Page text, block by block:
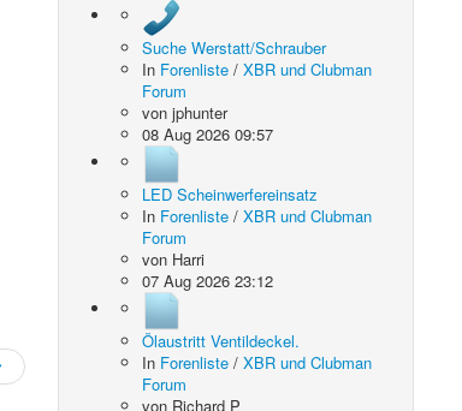
Suche Werstatt/Schrauber
In Forenliste /XBR und Clubman
Forum
vonjphunter
08 Aug 2026 09:57
LED Scheinwerfereinsatz
In Forenliste /XBR und Clubman
Forum
von Harri
07 Aug 2026 23:12
Ölaustritt Ventildeckel.
In Forenliste /XBR und Clubman
Forum
von Richard P